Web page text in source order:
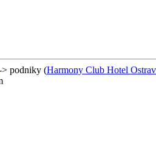
> podniky (Harmony Club Hotel